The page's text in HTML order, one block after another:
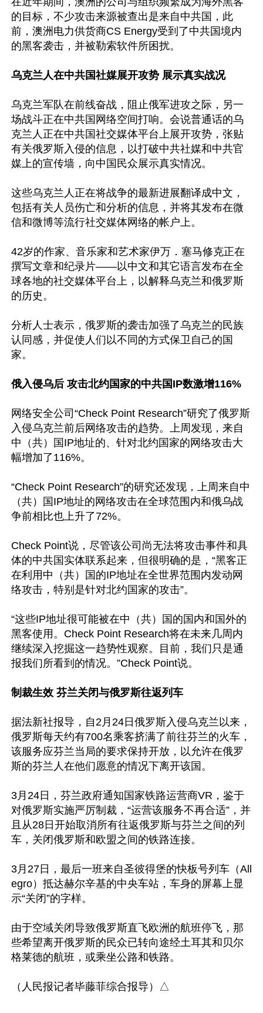
的目标，不少攻击来源被查出是来自中共国，此
前，澳洲电力供货商CS Energy受到了中共国境内
的黑客袭击，并被勒索软件所困扰。
乌克兰人在中共国社媒展开攻势 展示真实战况
乌克兰军队在前线奋战，阻止俄军进攻之际，另一
场战斗正在中共国网络空间打响。会说普通话的乌
克兰人正在中共国社交媒体平台上展开攻势，张贴
有关俄罗斯入侵的信息，以打破中共社媒和中共官
媒上的宣传墙，向中国民众展示真实情况。
这些乌克兰人正在将战争的最新进展翻译成中文，
包括有关人员伤亡和分析的信息，并将其发布在微
信和微博等流行社交媒体网络的帐户上。
42岁的作家、音乐家和艺术家伊万．塞马修克正在
撰写文章和纪录片——以中文和其它语言发布在全
球各地的社交媒体平台上，以解释乌克兰和俄罗斯
的历史。
分析人士表示，俄罗斯的袭击加强了乌克兰的民族
认同感，并促使人们以不同的方式保卫自己的国
家。
俄入侵乌后 攻击北约国家的中共国IP数激增116%
网络安全公司“Check Point Research”研究了俄罗斯
入侵乌克兰前后网络攻击的趋势。上周发现，来自
中（共）国IP地址的、针对北约国家的网络攻击大
幅增加了116%。
“Check Point Research”的研究还发现，上周来自中
（共）国IP地址的网络攻击在全球范围内和俄乌战
争前相比也上升了72%。
Check Point说，尽管该公司尚无法将攻击事件和具
体的中共国实体联系起来，但很明确的是，“黑客正
在利用中（共）国的IP地址在全世界范围内发动网
络攻击，特别是针对北约国家的攻击”。
“这些IP地址很可能被在中（共）国的国内和国外的
黑客使用。Check Point Research将在未来几周内
继续深入挖掘这一趋势性观察。目前，我们只是通
报我们所看到的情况。”Check Point说。
制裁生效 芬兰关闭与俄罗斯往返列车
据法新社报导，自2月24日俄罗斯入侵乌克兰以来，
俄罗斯每天约有700名乘客挤满了前往芬兰的火车，
该服务应芬兰当局的要求保持开放，以允许在俄罗
斯的芬兰人在他们愿意的情况下离开该国。
3月24日，芬兰政府通知国家铁路运营商VR，鉴于
对俄罗斯实施严厉制裁，“运营该服务不再合适”，并
且从28日开始取消所有往返俄罗斯与芬兰之间的列
车，关闭俄罗斯和欧盟之间的铁路连接。
3月27日，最后一班来自圣彼得堡的快板号列车（All
egro）抵达赫尔辛基的中央车站，车身的屏幕上显
示“关闭”的字样。
由于空域关闭导致俄罗斯直飞欧洲的航班停飞，那
些希望离开俄罗斯的民众已转向途经土耳其和贝尔
格莱德的航班，或乘坐公路和铁路。